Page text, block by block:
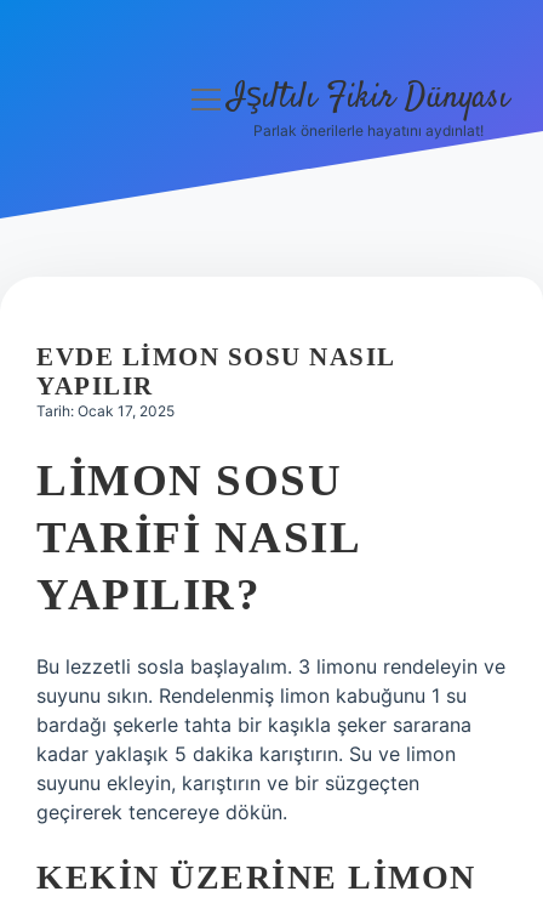
menüyüIşıltılı Fikir Dünyası
Parlak önerilerle hayatını aydınlat!
EVDE LIMON SOSU NASIL
YAPILIR
Tarih: Ocak 17, 2025
LIMON SOSU
TARIFI NASIL
YAPILIR?
Bu lezzetli sosla başlayalım. 3 limonu rendeleyin ve
suyunu sıkın. Rendelenmiş limon kabuğunu 1 su
bardağı şekerle tahta bir kaşıkla şeker sararana
kadar yaklaşık 5 dakika karıştırın. Su ve limon
suyunu ekleyin, karıştırın ve bir süzgeçten
geçirerek tencereye dökün.
KEKIN ÜZERINE LIMON